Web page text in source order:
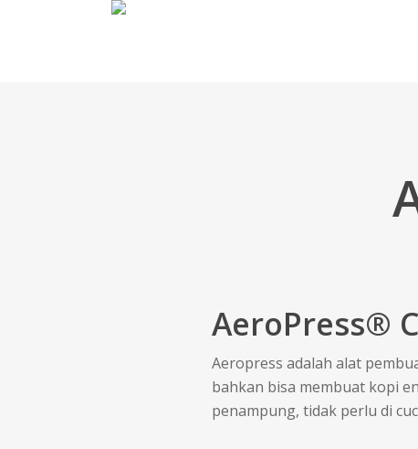
AeroPress®
Aeropress adalah alat
bahkan bisa membuat kopi
penampung, tidak perlu di